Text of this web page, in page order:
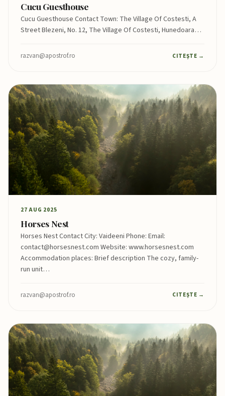
Cucu Guesthouse
Cucu Guesthouse Contact Town: The Village Of Costesti, A
Street Blezeni, No. 12, The Village Of Costesti, Hunedoara…
razvan@apostrof.ro CITEȘTE →
27 AUG 2025
Horses Nest
Horses Nest Contact City: Vaideeni Phone: Email:
contact@horsesnest.com Website: www.horsesnest.com
Accommodation places: Brief description The cozy, family-
run unit…
razvan@apostrof.ro CITEȘTE →